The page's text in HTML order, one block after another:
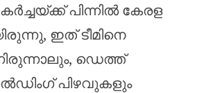
പിന്നിൽ കേരള
ഇത് ടീമിനെ
ഡെത്ത്
പിഴവുകളും